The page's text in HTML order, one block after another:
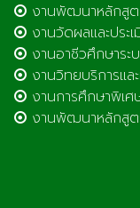
งานพัฒนาหลักสูต
งานวัดผลและประ
งานอาชีวศึกษาระ
งานวิทยบริการแล
งานการศึกษาพิเศ
งานพัฒนาหลักสูต